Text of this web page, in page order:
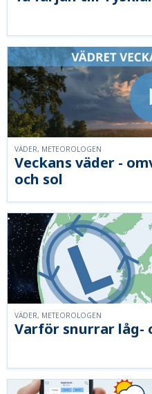
Veckans väder -
och sol
VÄDER, METEOROLOGEN
Varför snurrar låg-
VÄDER, METEOROLOGEN